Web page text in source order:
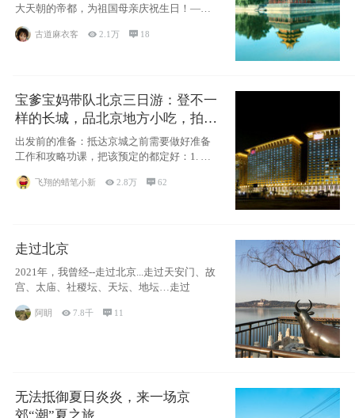
大天朝的帝都，为祖国母亲庆祝生日！——
古道麻衣客 2.1万  18
宝爹宝妈带队北京三日游：登不一
样的长城，品北京地方小吃，拍盘
古七星夜景！
出发前的准备：抵达京城之前需要做好准备
工作和攻略功课，把该预定的都定好：1. 酒
飞翔的蜡笔小新 2.8万 62
走过北京
2021年，我曾经--走过北京...走过天安门、故
宫、太庙、社稷坛、天坛、地坛…走过
阿眀 7.8千  11
无法抵御夏日炎炎，来一场京